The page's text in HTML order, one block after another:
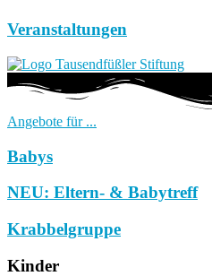
Veranstaltungen
Angebote für ...
Babys
NEU: Eltern- & Babytreff
Krabbelgruppe
Kinder